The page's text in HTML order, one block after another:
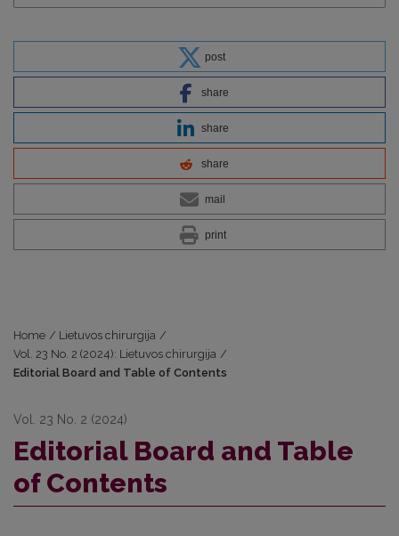
post
share
share
share
mail
print
Home / Lietuvos chirurgija /
Vol. 23 No. 2 (2024): Lietuvos chirurgija /
Editorial Board and Table of Contents
Vol. 23 No. 2 (2024)
Editorial Board and Table
of Contents